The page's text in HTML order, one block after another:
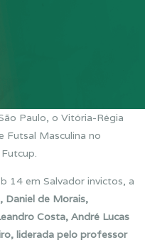
Paulo, o Vitória-Régia
Futsal Masculina no
14 em Salvador invictos, a
Daniel de Morais,
Costa, André Lucas
liderada pelo professor